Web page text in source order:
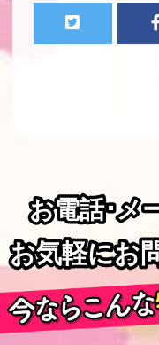
お電話･メ
お電話･メ
お気軽にお
お気軽にお